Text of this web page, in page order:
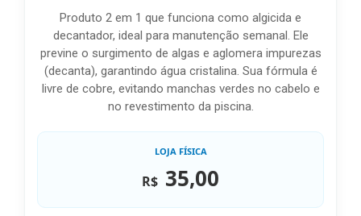
Produto 2 em 1 que funciona como algicida e
decantador, ideal para manutenção semanal. Ele
previne o surgimento de algas e aglomera impurezas
(decanta), garantindo água cristalina. Sua fórmula é
livre de cobre, evitando manchas verdes no cabelo e
no revestimento da piscina.
LOJA FÍSICA
R$ 35,00